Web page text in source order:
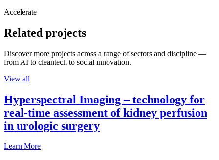
Accelerate
Related projects
Discover more projects across a range of sectors and discipline —
from AI to cleantech to social innovation.
View all
Hyperspectral Imaging – technology for
real-time assessment of kidney perfusion
in urologic surgery
Learn More